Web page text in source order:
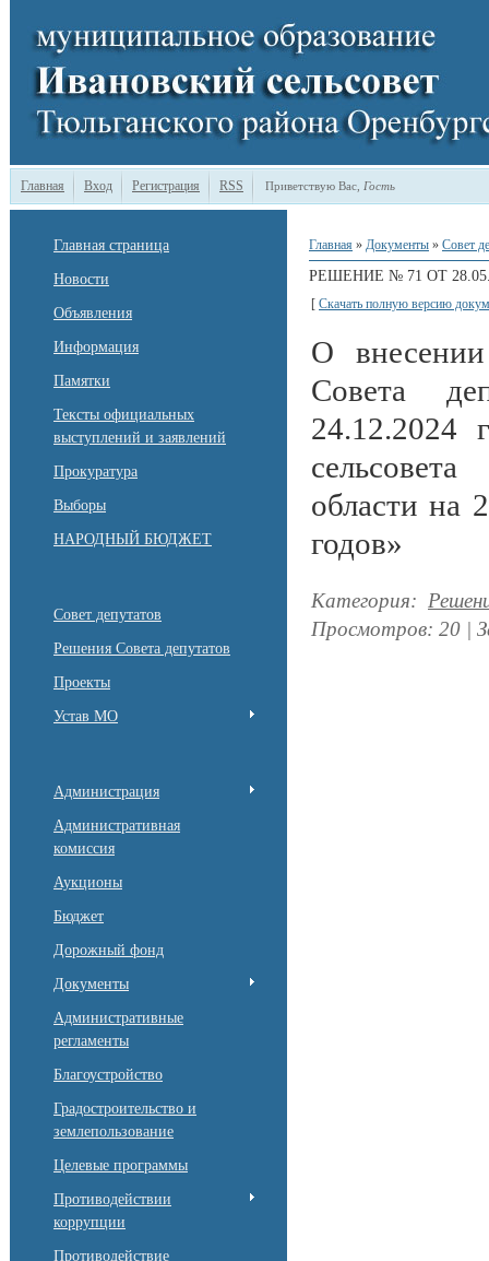
Главная Вход Регистрация RSS Приветствую Вас Гость
Главная страница
Новости
Объявления
Информация
Памятки
Тексты официальных
выступлений и заявлений
Прокуратура
Выборы
НАРОДНЫЙ БЮДЖЕТ
Совет депутатов
Решения Совета депутатов
Проекты
Устав МО
Администрация
Административная
комиссия
Аукционы
Бюджет
Дорожный фонд
Документы
Административные
регламенты
Благоустройство
Градостроительство и
землепользование
Целевые программы
Противодействии
коррупции
Противодействие
Главная » Документы » Совет
РЕШЕНИЕ № 71 ОТ
[ Скачать полную версию
О
Совета
области на
годов»
Категория:
Просмотров: 20 |